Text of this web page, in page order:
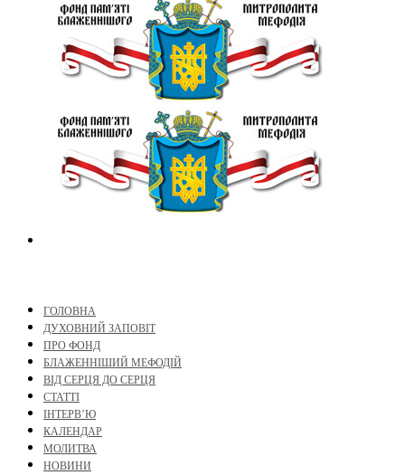
ГОЛОВНА
ДУХОВНИЙ ЗАПОВІТ
ПРО ФОНД
БЛАЖЕННІШИЙ МЕФОДІЙ
ВІД СЕРЦЯ ДО СЕРЦЯ
СТАТТІ
ІНТЕРВ’Ю
КАЛЕНДАР
МОЛИТВА
НОВИНИ